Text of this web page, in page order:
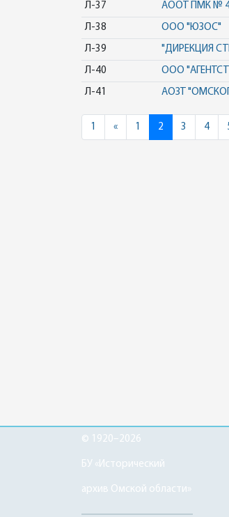
Л-37 АООТ ПМК №
Л-38 ООО "ЮЗОС"
Л-39 "ДИРЕКЦИЯ
Л-40 ООО
Л-41 АОЗТ
1 «Previous
1 2 3 4
© 1920–2026
БУ «Исторический
архив Омской области»